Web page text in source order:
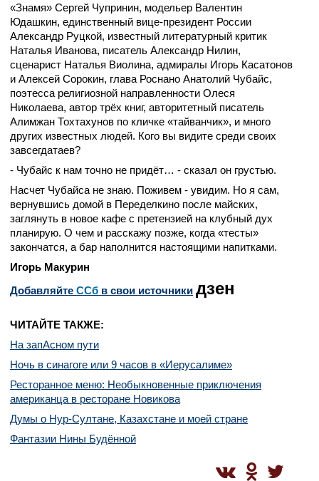
«Знамя» Сергей Чупринин, модельер Валентин
Юдашкин, единственный вице-президент России
Александр Руцкой, известный литературный критик
Наталья Иванова, писатель Александр Нилин,
сценарист Наталья Виолина, адмиралы Игорь Касатонов
и Алексей Сорокин, глава Роснано Анатолий Чубайс,
поэтесса религиозной направленности Олеся
Николаева, автор трёх книг, авторитетный писатель
Алимжан Тохтахунов по кличке «тайванчик», и много
других известных людей. Кого вы видите среди своих
завсегдатаев?
- Чубайс к нам точно не придёт… - сказал он грустью.
Насчет Чубайса не знаю. Поживем - увидим. Но я сам,
вернувшись домой в Переделкино после майских,
заглянуть в новое кафе с претензией на клубный дух
планирую. О чем и расскажу позже, когда «тесты»
закончатся, а бар наполнится настоящими напитками.
Игорь Макурин
Добавляйте CСб в свои источники дзен
ЧИТАЙТЕ ТАКЖЕ:
На запАсном пути
Ночь в синагоге или 9 часов в «Иерусалиме»
Ресторанное меню: Необыкновенные приключения
американца в ресторане Новикова
Думы о Нур-Султане, Казахстане и моей стране
Фантазии Нины Будённой